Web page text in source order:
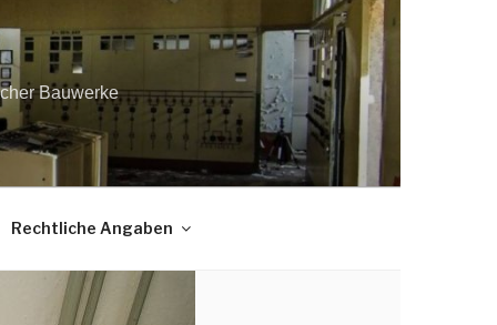
Bauwerke
Rechtliche Angaben